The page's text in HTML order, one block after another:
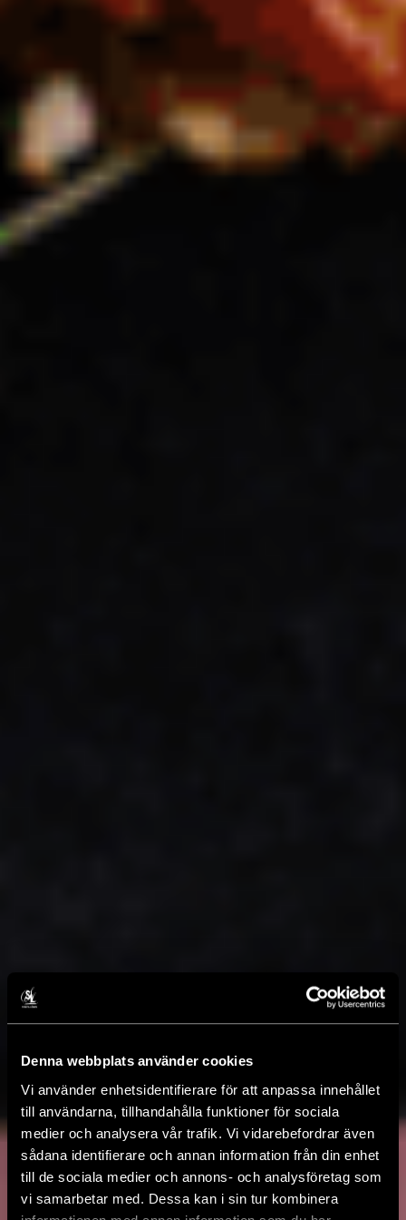
Denna webbplats använder cookies
Vi använder enhetsidentifierare för att anpassa innehållet
till användarna, tillhandahålla funktioner för sociala
medier och analysera vår trafik. Vi vidarebefordrar även
sådana identifierare och annan information från din enhet
till de sociala medier och annons- och analysföretag som
vi samarbetar med. Dessa kan i sin tur kombinera